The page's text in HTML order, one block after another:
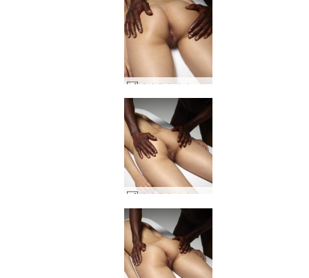
아리엘과 마이크 깊은 에로틱 마사지 #12